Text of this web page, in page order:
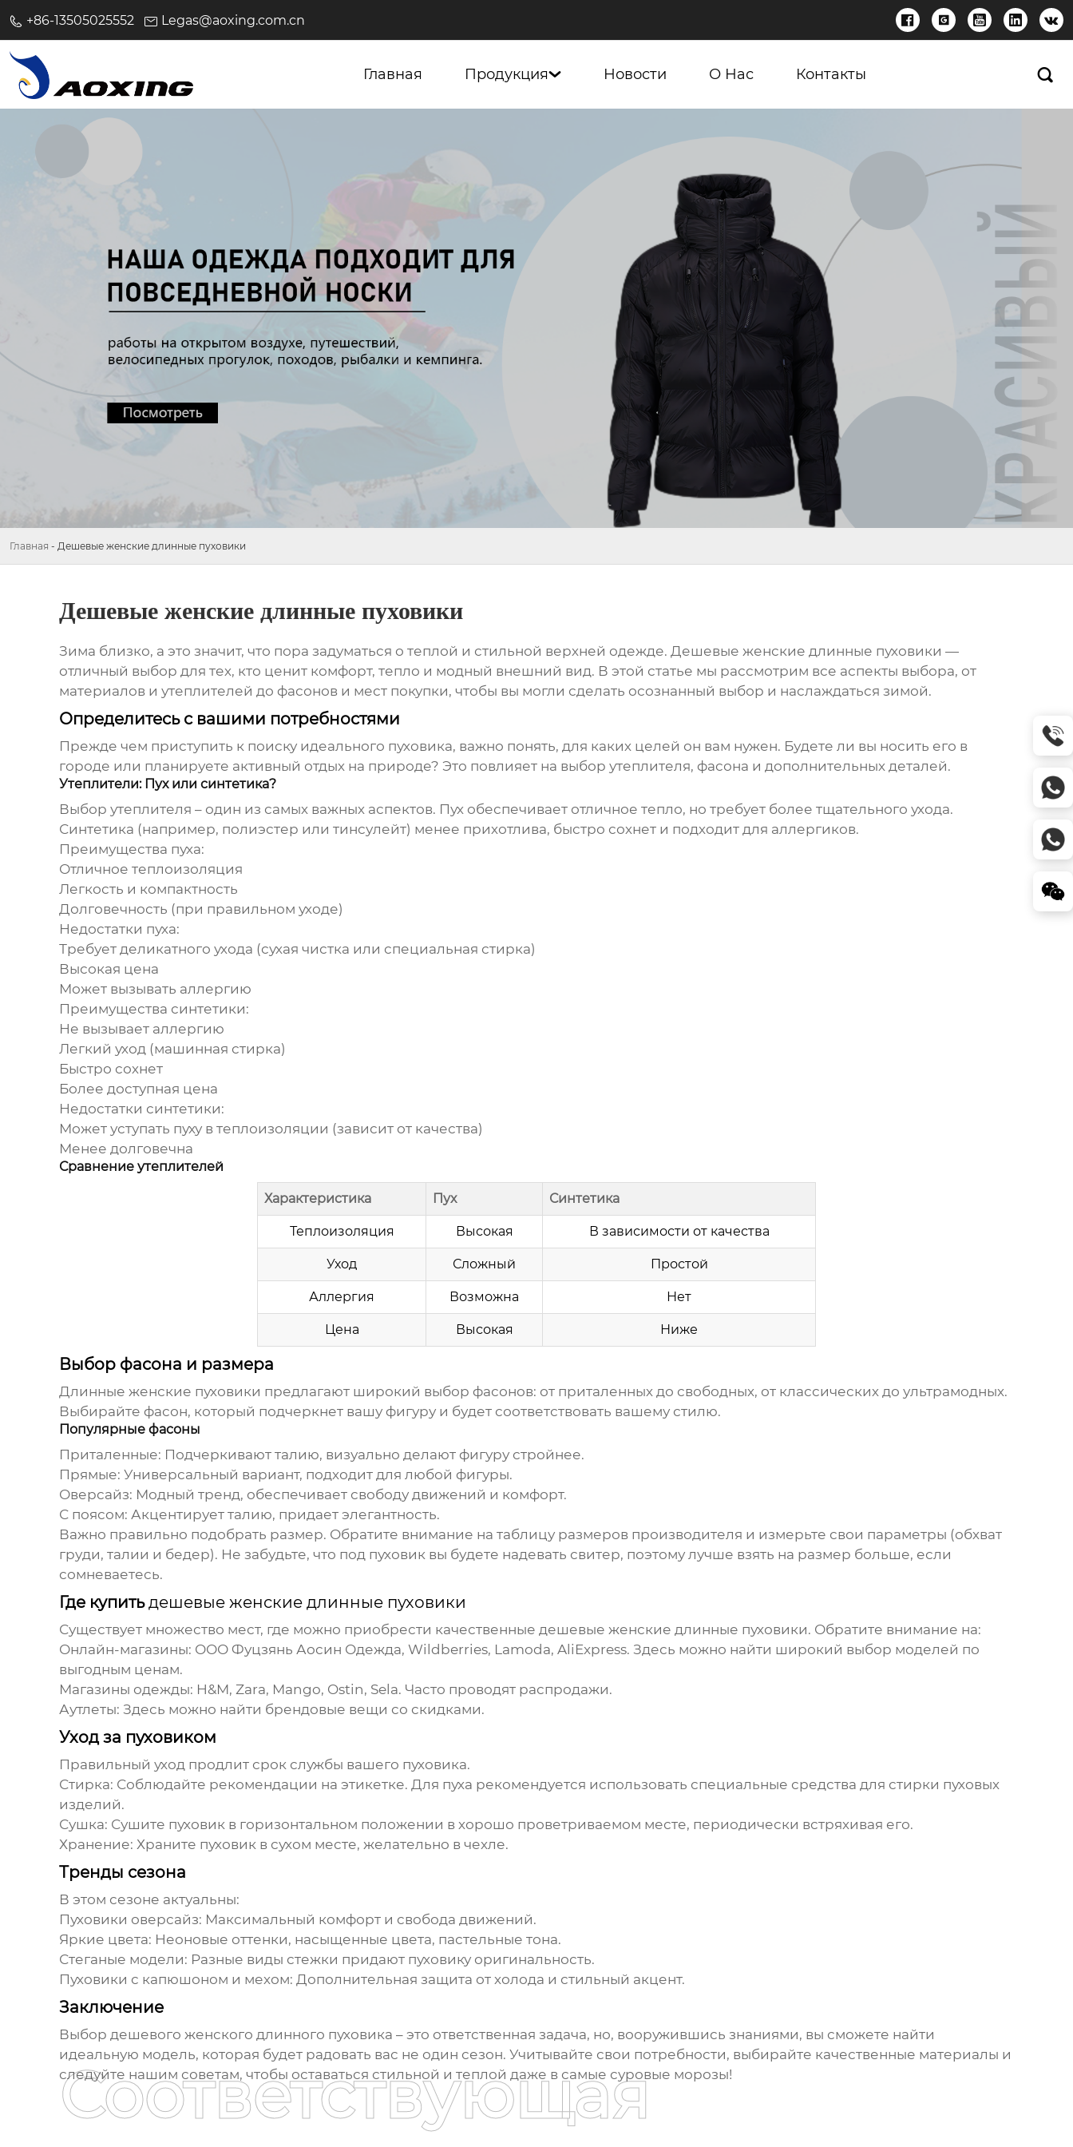
+86-13505025552 Legas@aoxing.com.cn     
Главная Продукция Новости О Нас Контакты 
Главная - Дешевые женские длинные пуховики
Дешевые женские длинные пуховики
Зима близко, а это значит, что пора задуматься о теплой и стильной верхней одежде. Дешевые женские длинные пуховики —
отличный выбор для тех, кто ценит комфорт, тепло и модный внешний вид. В этой статье мы рассмотрим все аспекты выбора, от
материалов и утеплителей до фасонов и мест покупки, чтобы вы могли сделать осознанный выбор и наслаждаться зимой.
Определитесь с вашими потребностями
Прежде чем приступить к поиску идеального пуховика, важно понять, для каких целей он вам нужен. Будете ли вы носить его в
городе или планируете активный отдых на природе? Это повлияет на выбор утеплителя, фасона и дополнительных деталей.
Утеплители: Пух или синтетика?
Выбор утеплителя – один из самых важных аспектов. Пух обеспечивает отличное тепло, но требует более тщательного ухода.
Синтетика (например, полиэстер или тинсулейт) менее прихотлива, быстро сохнет и подходит для аллергиков.
Преимущества пуха:
Отличное теплоизоляция
Легкость и компактность
Долговечность (при правильном уходе)
Недостатки пуха:
Требует деликатного ухода (сухая чистка или специальная стирка)
Высокая цена
Может вызывать аллергию
Преимущества синтетики:
Не вызывает аллергию
Легкий уход (машинная стирка)
Быстро сохнет
Более доступная цена
Недостатки синтетики:
Может уступать пуху в теплоизоляции (зависит от качества)
Менее долговечна
Сравнение утеплителей
Характеристика Пух Синтетика
Теплоизоляция Высокая В зависимости от качества
Уход Сложный Простой
Аллергия Возможна Нет
Цена Высокая Ниже
Выбор фасона и размера
Длинные женские пуховики предлагают широкий выбор фасонов: от приталенных до свободных, от классических до ультрамодных.
Выбирайте фасон, который подчеркнет вашу фигуру и будет соответствовать вашему стилю.
Популярные фасоны
Приталенные: Подчеркивают талию, визуально делают фигуру стройнее.
Прямые: Универсальный вариант, подходит для любой фигуры.
Оверсайз: Модный тренд, обеспечивает свободу движений и комфорт.
С поясом: Акцентирует талию, придает элегантность.
Важно правильно подобрать размер. Обратите внимание на таблицу размеров производителя и измерьте свои параметры (обхват
груди, талии и бедер). Не забудьте, что под пуховик вы будете надевать свитер, поэтому лучше взять на размер больше, если
сомневаетесь.
Где купитьдешевые женские длинные пуховики
Существует множество мест, где можно приобрести качественные дешевые женские длинные пуховики. Обратите внимание на:
Онлайн-магазины: ООО Фуцзянь Аосин Одежда, Wildberries, Lamoda, AliExpress. Здесь можно найти широкий выбор моделей по
выгодным ценам.
Магазины одежды: H&M, Zara, Mango, Ostin, Sela. Часто проводят распродажи.
Аутлеты: Здесь можно найти брендовые вещи со скидками.
Уход за пуховиком
Правильный уход продлит срок службы вашего пуховика.
Стирка: Соблюдайте рекомендации на этикетке. Для пуха рекомендуется использовать специальные средства для стирки пуховых
изделий.
Сушка: Сушите пуховик в горизонтальном положении в хорошо проветриваемом месте, периодически встряхивая его.
Хранение: Храните пуховик в сухом месте, желательно в чехле.
Тренды сезона
В этом сезоне актуальны:
Пуховики оверсайз: Максимальный комфорт и свобода движений.
Яркие цвета: Неоновые оттенки, насыщенные цвета, пастельные тона.
Стеганые модели: Разные виды стежки придают пуховику оригинальность.
Пуховики с капюшоном и мехом: Дополнительная защита от холода и стильный акцент.
Заключение
Выбор дешевого женского длинного пуховика – это ответственная задача, но, вооружившись знаниями, вы сможете найти
идеальную модель, которая будет радовать вас не один сезон. Учитывайте свои потребности, выбирайте качественные материалы и
следуйте нашим советам, чтобы оставаться стильной и теплой даже в самые суровые морозы!
Соответствующая